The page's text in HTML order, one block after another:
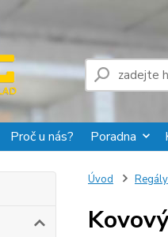
Proč u nás? Poradna
Úvod Regály